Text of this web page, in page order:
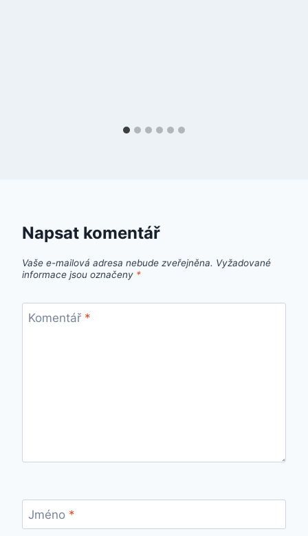
Napsat komentář
Vaše e-mailová adresa nebude zveřejněna. Vyžadované
informace jsou označeny *
Komentář *
Jméno *